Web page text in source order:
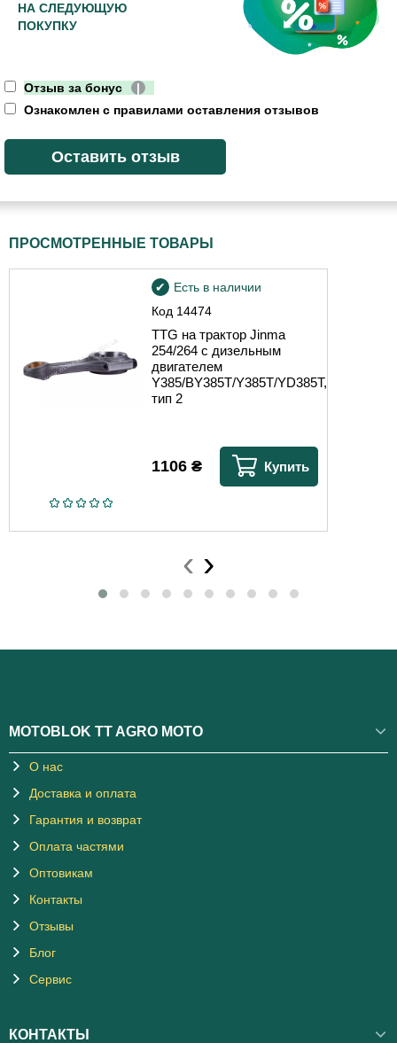
НА СЛЕДУЮЩУЮ
ПОКУПКУ
Отзыв за бонус
|
Ознакомлен с правилами оставления отзывов
ПРОСМОТРЕННЫЕ ТОВАРЫ
Код 14474
Есть в наличии
TTG на трактор Jinma
254/264 с дизельным
двигателем
Y385/BY385T/Y385T/YD385T,
тип 2
1106 ₴ Купить
‹ ›
MOTOBLOK TT AGRO MOTO
О нас
Доставка и оплата
Гарантия и возврат
Оплата частями
Оптовикам
Контакты
Отзывы
Блог
Сервис
КОНТАКТЫ